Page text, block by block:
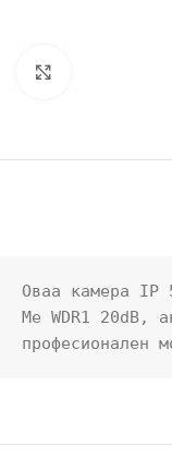
Оваа камера IP
Me WDR1 20dB,
професионален